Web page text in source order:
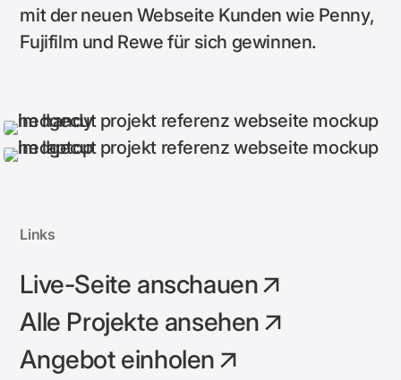
mit der neuen Webseite Kunden wie Penny,
Fujifilm und Rewe für sich gewinnen.
Links
Live-Seite anschauen
Alle Projekte ansehen
Angebot einholen